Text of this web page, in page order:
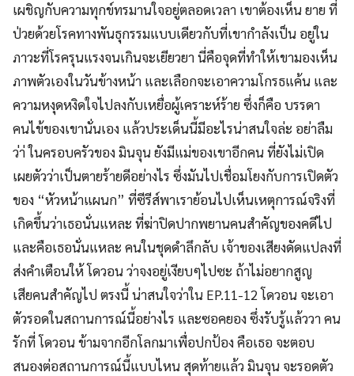
เผชิญกับความทุกข์ทรมานใจอยู่ตลอดเวลา เขาต้องเห็น ยาย ที่
ป่วยด้วยโรคทางพันธุกรรมแบบเดียวกับที่เขากำลังเป็น อยู่ใน
ภาวะที่โรครุนแรงจนเกินจะเยียวยา นี่คือจุดที่ทำให้เขามองเห็น
ภาพตัวเองในวันข้างหน้า และเลือกจะเอาความโกรธแค้น และ
ความหงุดหงิดใจไปลงกับเหยื่อผู้เคราะห์ร้าย ซึ่งก็คือ บรรดา
คนไข้ของเขานั่นเอง แล้วประเด็นนี้มีอะไรน่าสนใจล่ะ อย่าลืม
ว่า่ ในครอบครัวของ มินจุน ยังมีแม่ของเขาอีกคน ที่ยังไม่เปิด
เผยตัวว่าเป็นตายร้ายดีอย่างไร ซึ่งมันไปเชื่อมโยงกับการเปิดตัว
ของ “หัวหน้าแผนก” ที่ซีรีส์พาเราย้อนไปเห็นเหตุการณ์จริงที่
เกิดขึ้นว่าเธอนั่นแหละ ที่ฆ่าปิดปากพยานคนสำคัญของคดีไป
และคือเธอนั่นแหละ คนในชุดดำลึกลับ เจ้าของเสียงดัดแปลงที่
ส่งคำเตือนให้ โดวอน ว่าจงอยู่เงียบๆไปซะ ถ้าไม่อยากสูญ
เสียคนสำคัญไป ตรงนี้ น่าสนใจว่าใน EP.11-12 โดวอน จะเอา
ตัวรอดในสถานการณ์นี้อย่างไร และซอคยอง ซึ่งรับรู้แล้ววา คน
รักที่ โดวอน ข้ามจากอีกโลกมาเพื่อปกป้อง คือเธอ จะตอบ
สนองต่อสถานการณ์นี้แบบไหน สุดท้ายแล้ว มินจุน จะรอดตัว